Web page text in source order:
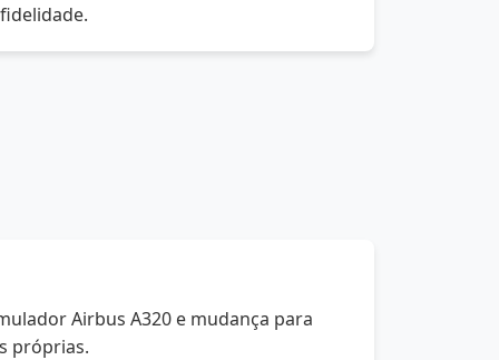
Airbus A320 e mudança para
próprias.